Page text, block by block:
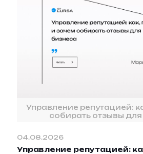
Управление репутацией:
собирать отзывы
04.08.2026
Управление репутацией: